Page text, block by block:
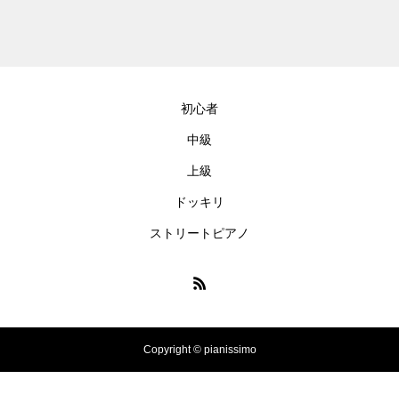
（中～上級）【The Dark History
of the Reincarnated Villainess】
ほぼ日1フレーズ THE BLUE H
EARTS NO NO NO
冬の音楽 #クリスマス #心温まる
千葉県／イオンモール千葉ニュ
初心者
中級
上級
ドッキリ
ストリートピアノ
Copyright © pianissimo